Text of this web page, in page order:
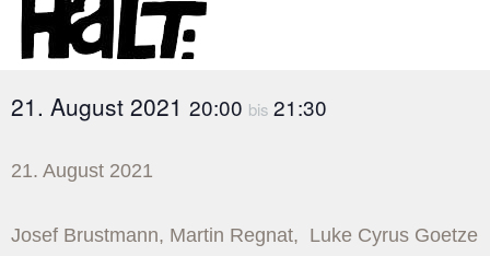
21. August 2021 20:00 bis 21:30
21. August 2021
Josef Brustmann, Martin Regnat, Luke Cyrus Goetze